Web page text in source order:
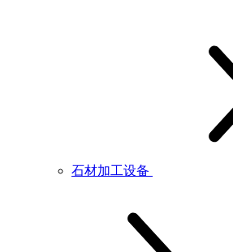
石材加工设备